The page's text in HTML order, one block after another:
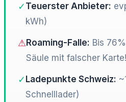
✓ Teuerster Anbieter:
kWh)
⚠Roaming-Falle: Bis
Säule mit falscher Karte!
✓ Ladepunkte Schweiz:
Schnelllader)